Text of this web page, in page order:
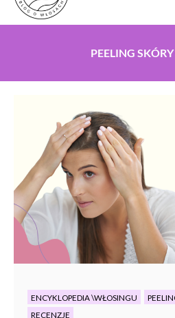
PEELING
ENCYKLOPEDIA \WŁOSINGU
RECENZJE